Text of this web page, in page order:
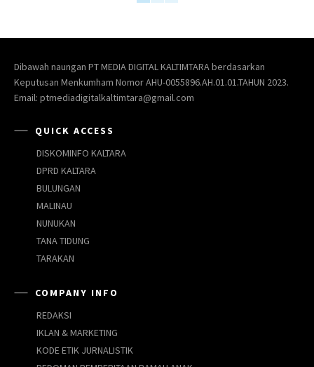
Dibawah naungan PT MEDIA DIGITAL KALTIMTARA berdasarkan
Keputusan Menkumham Nomor AHU-0055896.AH.01.01.TAHUN 2023.
Email: ptmediadigitalkaltimtara@gmail.com
QUICK ACCESS
DISKOMINFO KALTARA
DPRD KALTARA
BULUNGAN
MALINAU
NUNUKAN
TANA TIDUNG
TARAKAN
COMPANY INFO
REDAKSI
IKLAN & MARKETING
KODE ETIK JURNALISTIK